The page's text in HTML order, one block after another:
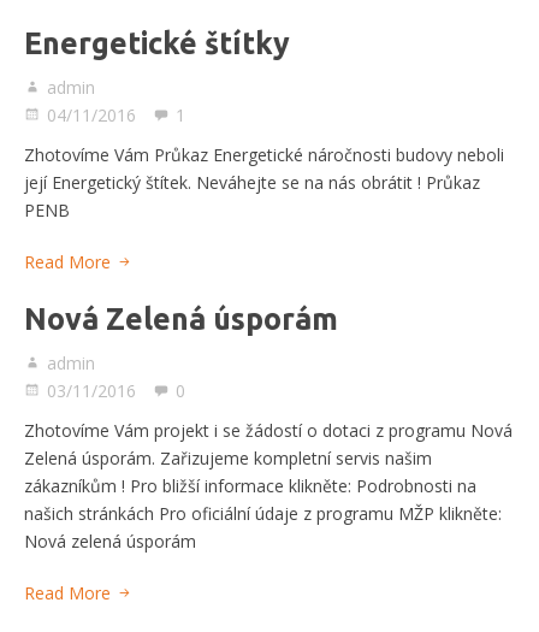
Energetické štítky
admin
04/11/2016
1
Zhotovíme Vám Průkaz Energetické náročnosti budovy neboli
její Energetický štítek. Neváhejte se na nás obrátit ! Průkaz
PENB
Read More
Nová Zelená úsporám
admin
03/11/2016
0
Zhotovíme Vám projekt i se žádostí o dotaci z programu Nová
Zelená úsporám. Zařizujeme kompletní servis našim
zákazníkům ! Pro bližší informace klikněte: Podrobnosti na
našich stránkách Pro oficiální údaje z programu MŽP klikněte:
Nová zelená úsporám
Read More